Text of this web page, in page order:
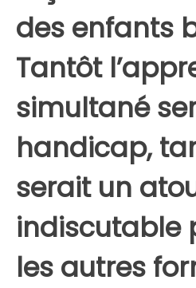
des enfants
Tantôt
simultané
handicap,
serait un
indiscutable
les autres